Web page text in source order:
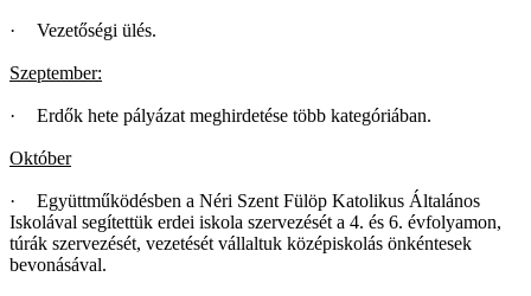
· Vezetőségi ülés.
Szeptember:
· Erdők hete pályázat meghirdetése több kategóriában.
Október
·
Együttműködésben a Néri Szent Fülöp Katolikus Általános
Iskolával segítettük erdei iskola szervezését a 4. és 6. évfolyamon,
túrák szervezését, vezetését vállaltuk középiskolás önkéntesek
bevonásával.